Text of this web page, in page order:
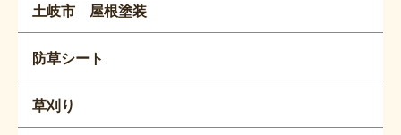
土岐市 屋根塗装
防草シート
草刈り